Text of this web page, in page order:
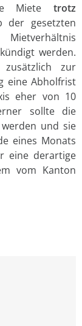
Miete trotz
der gesetzten
werden.
zur
eine Abholfrist
eher von 10
sollte die
und sie
eines Monats
eine derartige
vom Kanton